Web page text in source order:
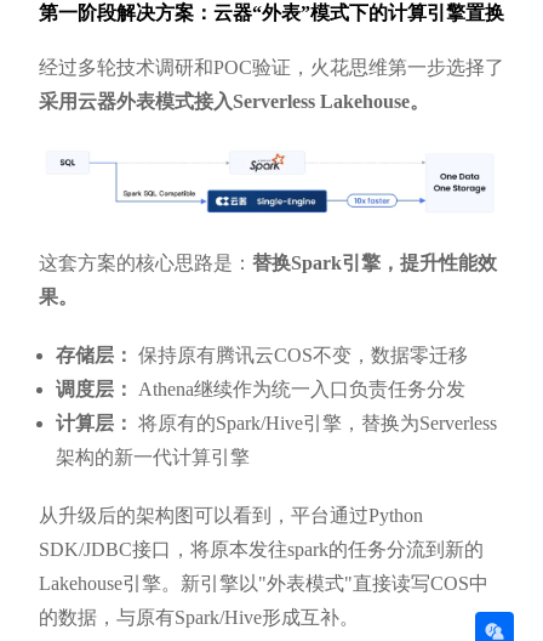
第一阶段解决方案：云器“外表”模式下的计算引擎置换
经过多轮技术调研和POC验证，火花思维第一步选择了
采用云器外表模式接入Serverless Lakehouse。
这套方案的核心思路是： 替换Spark引擎，提升性能效
果。
存储层： 保持原有腾讯云COS不变，数据零迁移
调度层：
Athena继续作为统一入口负责任务分发
计算层： 将原有的Spark/Hive引擎，替换为Serverless
架构的新一代计算引擎
从升级后的架构图可以看到，平台通过Python
SDK/JDBC接口，将原本发往spark的任务分流到新的
Lakehouse引擎。新引擎以"外表模式"直接读写COS中
的数据，与原有Spark/Hive形成互补。